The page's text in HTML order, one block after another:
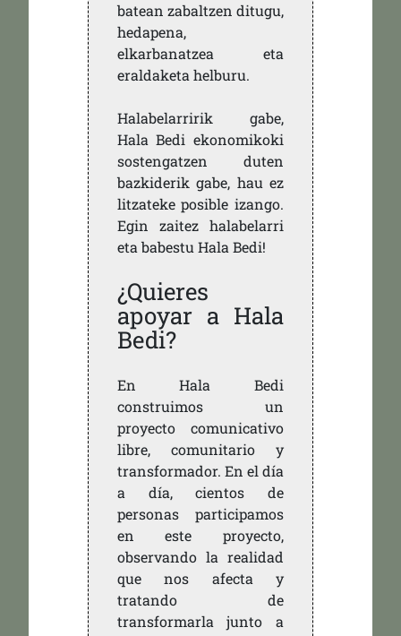
batean zabaltzen ditugu,
hedapena,
elkarbanatzea eta
eraldaketa helburu.
Halabelarririk gabe,
Hala Bedi ekonomikoki
sostengatzen duten
bazkiderik gabe, hau ez
litzateke posible izango.
Egin zaitez halabelarri
eta babestu Hala Bedi!
¿Quieres
apoyar a Hala
Bedi?
En Hala Bedi
construimos un
proyecto comunicativo
libre, comunitario y
transformador. En el día
a día, cientos de
personas participamos
en este proyecto,
observando la realidad
que nos afecta y
tratando de
transformarla junto a